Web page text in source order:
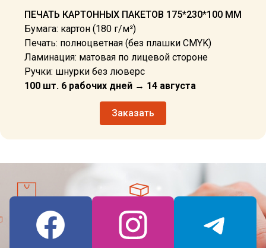
ПЕЧАТЬ КАРТОННЫХ ПАКЕТОВ 175*230*100 ММ
Бумага: картон (180 г/м²)
Печать: полноцветная (без плашки CMYK)
Ламинация: матовая по лицевой стороне
Ручки: шнурки без люверс
100 шт. 6 рабочих дней → 14 августа
Заказать